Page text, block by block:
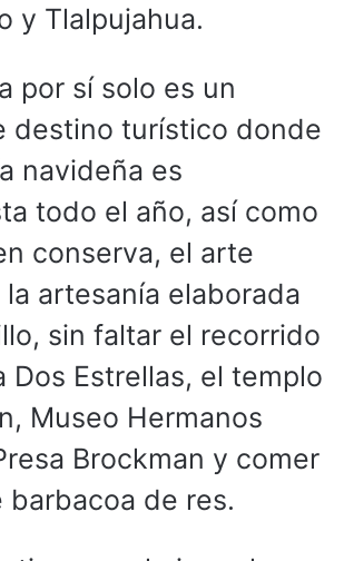
y Tlalpujahua.
por sí solo es un
destino turístico donde
navideña es
todo el año, así como
conserva, el arte
la artesanía elaborada
sin faltar el recorrido
Dos Estrellas, el templo
Museo Hermanos
Brockman y comer
barbacoa de res.